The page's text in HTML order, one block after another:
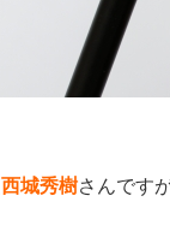
西城秀樹さんです